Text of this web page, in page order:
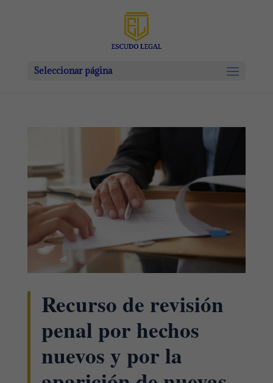
Seleccionar página
Recurso de revisión
penal por hechos
nuevos y por la